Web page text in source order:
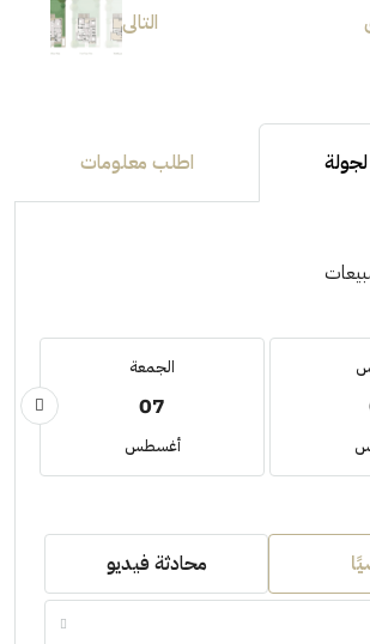
التالى
اطلب معلومات
الجمعة
07
أغسطس
محادثة فيديو